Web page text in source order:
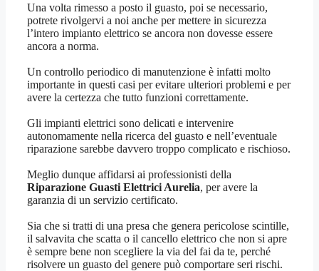
Una volta rimesso a posto il guasto, poi se necessario,
potrete rivolgervi a noi anche per mettere in sicurezza
l’intero impianto elettrico se ancora non dovesse essere
ancora a norma.
Un controllo periodico di manutenzione è infatti molto
importante in questi casi per evitare ulteriori problemi e per
avere la certezza che tutto funzioni correttamente.
Gli impianti elettrici sono delicati e intervenire
autonomamente nella ricerca del guasto e nell’eventuale
riparazione sarebbe davvero troppo complicato e rischioso.
Meglio dunque affidarsi ai professionisti della
Riparazione Guasti Elettrici Aurelia, per avere la
garanzia di un servizio certificato.
Sia che si tratti di una presa che genera pericolose scintille,
il salvavita che scatta o il cancello elettrico che non si apre
è sempre bene non scegliere la via del fai da te, perché
risolvere un guasto del genere può comportare seri rischi.